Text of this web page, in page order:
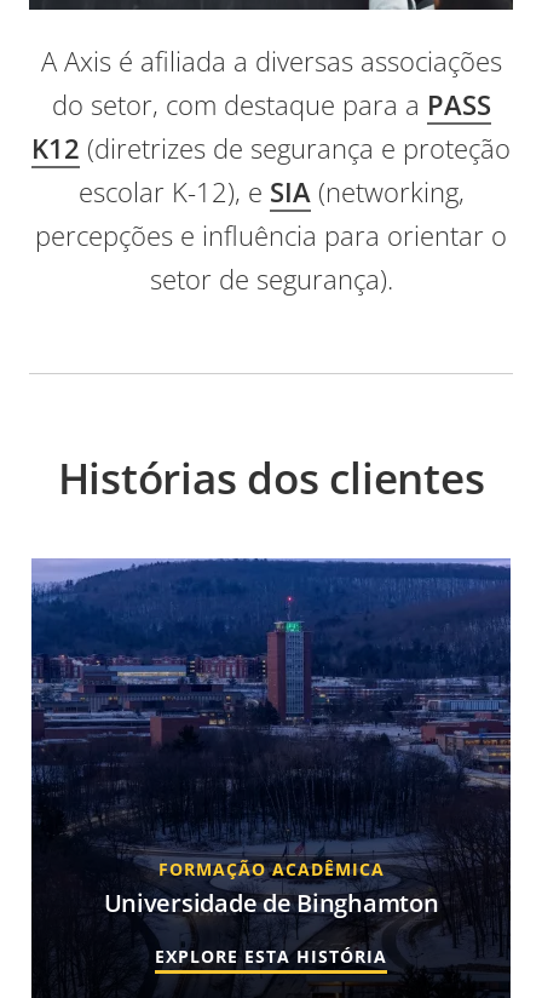
A Axis é afiliada a diversas associações
do setor, com destaque para a PASS
K12 (diretrizes de segurança e proteção
escolar K-12), e SIA (networking,
percepções e influência para orientar o
setor de segurança).
Histórias dos clientes
FORMAÇÃO ACADÊMICA
Universidade de Binghamton
EXPLORE ESTA HISTÓRIA